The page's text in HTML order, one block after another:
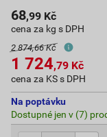
68,99 Kč
cena za kg s DPH
2 874,66 Kč
1 724,79 Kč
cena za KS s DPH
Na poptávku
Dostupné jen v (7)